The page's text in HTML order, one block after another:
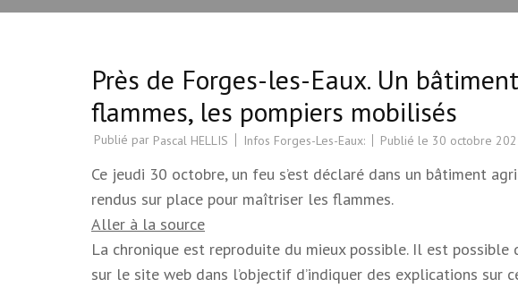
Près de Forges-les-Eaux. Un
flammes, les pompiers mobilisés
Publié par Pascal HELLIS Infos Forges-Les-Eaux: Publié le 30 octobre
Ce jeudi 30 octobre, un feu s’est déclaré dans un bâtiment
rendus sur place pour maîtriser les flammes.
Aller à la source
La chronique est reproduite du mieux possible. Il est possible
sur le site web dans l’objectif d’indiquer des explications